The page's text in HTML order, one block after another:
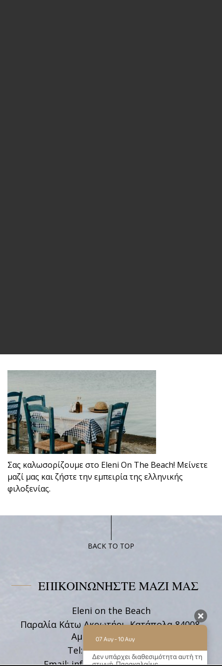
Σας καλωσορίζουμε στο Eleni On The Beach! Μείνετε
μαζί μας και ζήστε την εμπειρία της ελληνικής
φιλοξενίας.
BACK TO TOP
ΕΠΙΚΟΙΝΩΝΗΣΤΕ ΜΑΖΙ ΜΑΣ
Eleni on the Beach
Παραλία Κάτω Ακρωτήρι, Κατάπολα 84008,
Αμοργός Κυκλάδες
Tel: +30 22850 71628
07 Αυγ - 10 Αυγ
Δεν υπάρχει διαθεσιμότητα αυτή τη
στιγμή. Παρακαλούμε